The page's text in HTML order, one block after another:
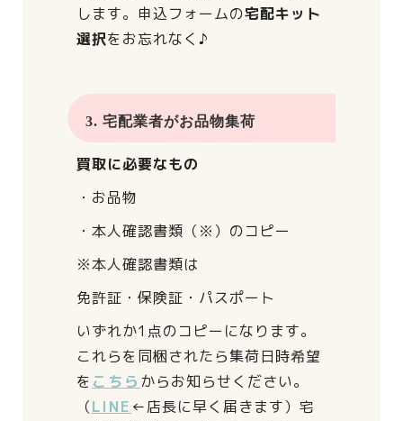
します。 申込フォームの宅配キット
選択をお忘れなく♪
3. 宅配業者がお品物集荷
買取に必要なもの
・お品物
・本人確認書類（※）のコピー
※本人確認書類は
免許証・保険証・パスポート
いずれか1点のコピーになります。
これらを同梱されたら集荷日時希望
を こちら からお知らせください。
（LINE ←店長に早く届きます） 宅